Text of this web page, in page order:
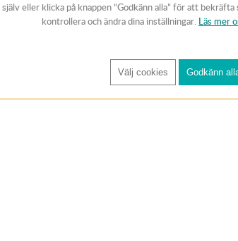
själv eller klicka på knappen “Godkänn alla” för att
kontrollera och ändra dina inställningar. Läs mer
Välj cookies Godkänn